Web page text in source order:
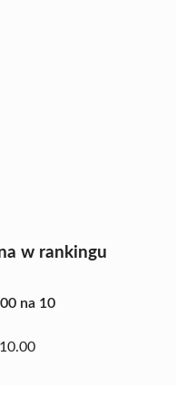
w rankingu
na 10
10.00